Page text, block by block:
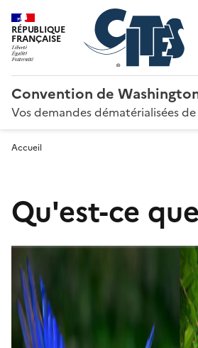
RÉPUBLIQUE
FRANÇAISE
Convention de
Vos demandes dématérialisées
Accueil
Qu'est-ce